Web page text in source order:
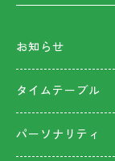
お知らせ
タイムテーブル
パーソナリティ